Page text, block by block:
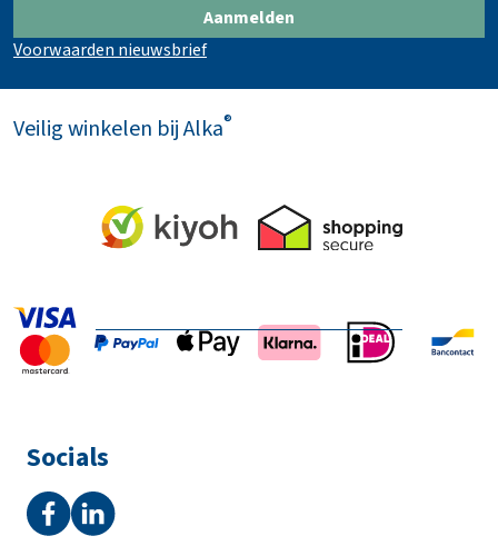
Aanmelden
Voorwaarden nieuwsbrief
Veilig winkelen bij Alka®
Socials